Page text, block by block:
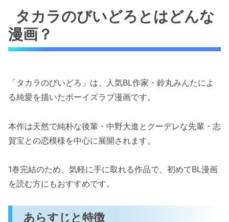
タカラのびいどろとはどんな
漫画？
「タカラのびいどろ」は、人気BL作家・鈴丸みんたによ
る純愛を描いたボーイズラブ漫画です。
本作は天然で純朴な後輩・中野大進とクーデレな先輩・志
賀宝との恋模様を中心に展開されます。
1巻完結のため、気軽に手に取れる作品で、初めてBL漫画
を読む方にもおすすめです。
あらすじと特徴